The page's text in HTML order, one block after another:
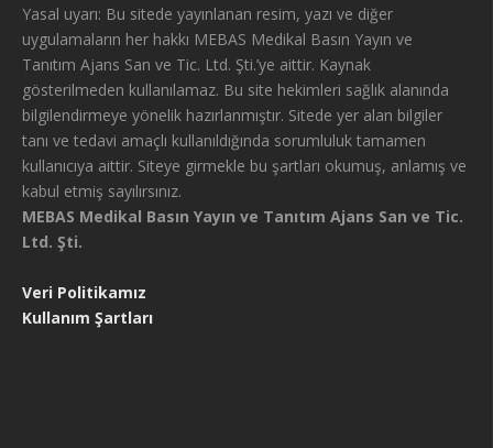
Yasal uyarı: Bu sitede yayınlanan resim, yazı ve diğer
uygulamaların her hakkı MEBAS Medikal Basın Yayın ve
Tanıtım Ajans San ve Tic. Ltd. Şti.’ye aittir. Kaynak
gösterilmeden kullanılamaz. Bu site hekimleri sağlık alanında
bilgilendirmeye yönelik hazırlanmıştır. Sitede yer alan bilgiler
tanı ve tedavi amaçlı kullanıldığında sorumluluk tamamen
kullanıcıya aittir. Siteye girmekle bu şartları okumuş, anlamış ve
kabul etmiş sayılırsınız.
MEBAS Medikal Basın Yayın ve Tanıtım Ajans San ve Tic.
Ltd. Şti.
Veri Politikamız
Kullanım Şartları